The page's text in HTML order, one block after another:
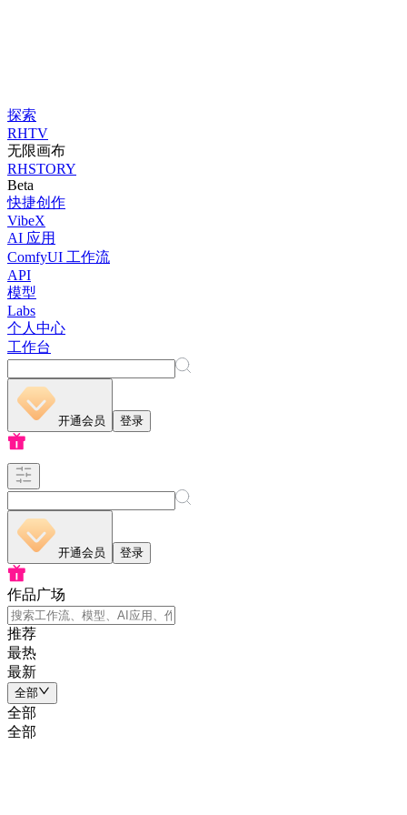
探索
RHTV
无限画布
RHSTORY
Beta
快捷创作
VibeX
AI 应用
ComfyUI 工作流
API
模型
Labs
个人中心
工作台
开通会员 登录
开通会员 登录
作品广场
推荐
最热
最新
全部
全部
全部